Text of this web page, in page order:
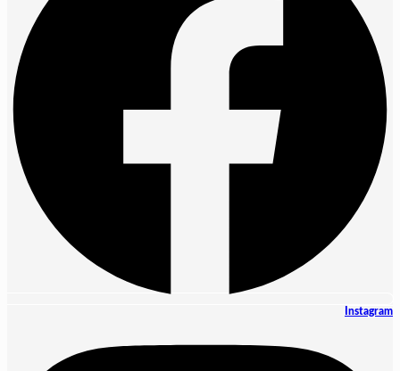
Instagram